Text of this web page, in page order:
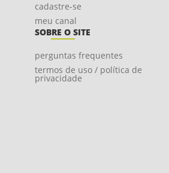
cadastre-se
meu canal
SOBRE O SITE
perguntas frequentes
termos de uso / política de
privacidade